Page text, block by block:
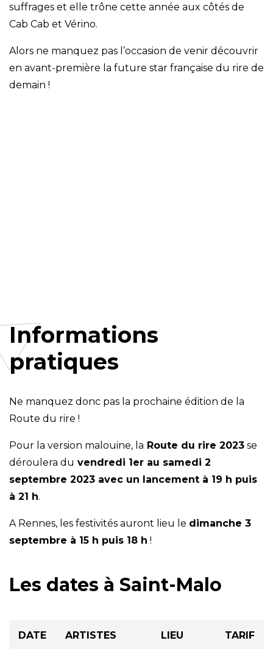
suffrages et elle trône cette année aux côtés de
Cab Cab et Vérino.
Alors ne manquez pas l’occasion de venir découvrir
en avant-première la future star française du rire de
demain !
Informations
pratiques
Ne manquez donc pas la prochaine édition de la
Route du rire !
Pour la version malouine, la Route du rire 2023 se
déroulera du vendredi 1er au samedi 2
septembre 2023 avec un lancement à 19 h puis
à 21 h.
A Rennes, les festivités auront lieu le dimanche 3
septembre à 15 h puis 18 h !
Les dates à Saint-Malo
DATE ARTISTES LIEU TARIF